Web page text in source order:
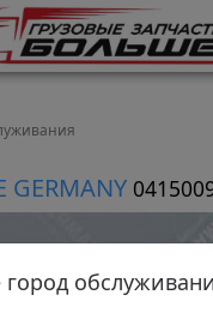
GERMANY